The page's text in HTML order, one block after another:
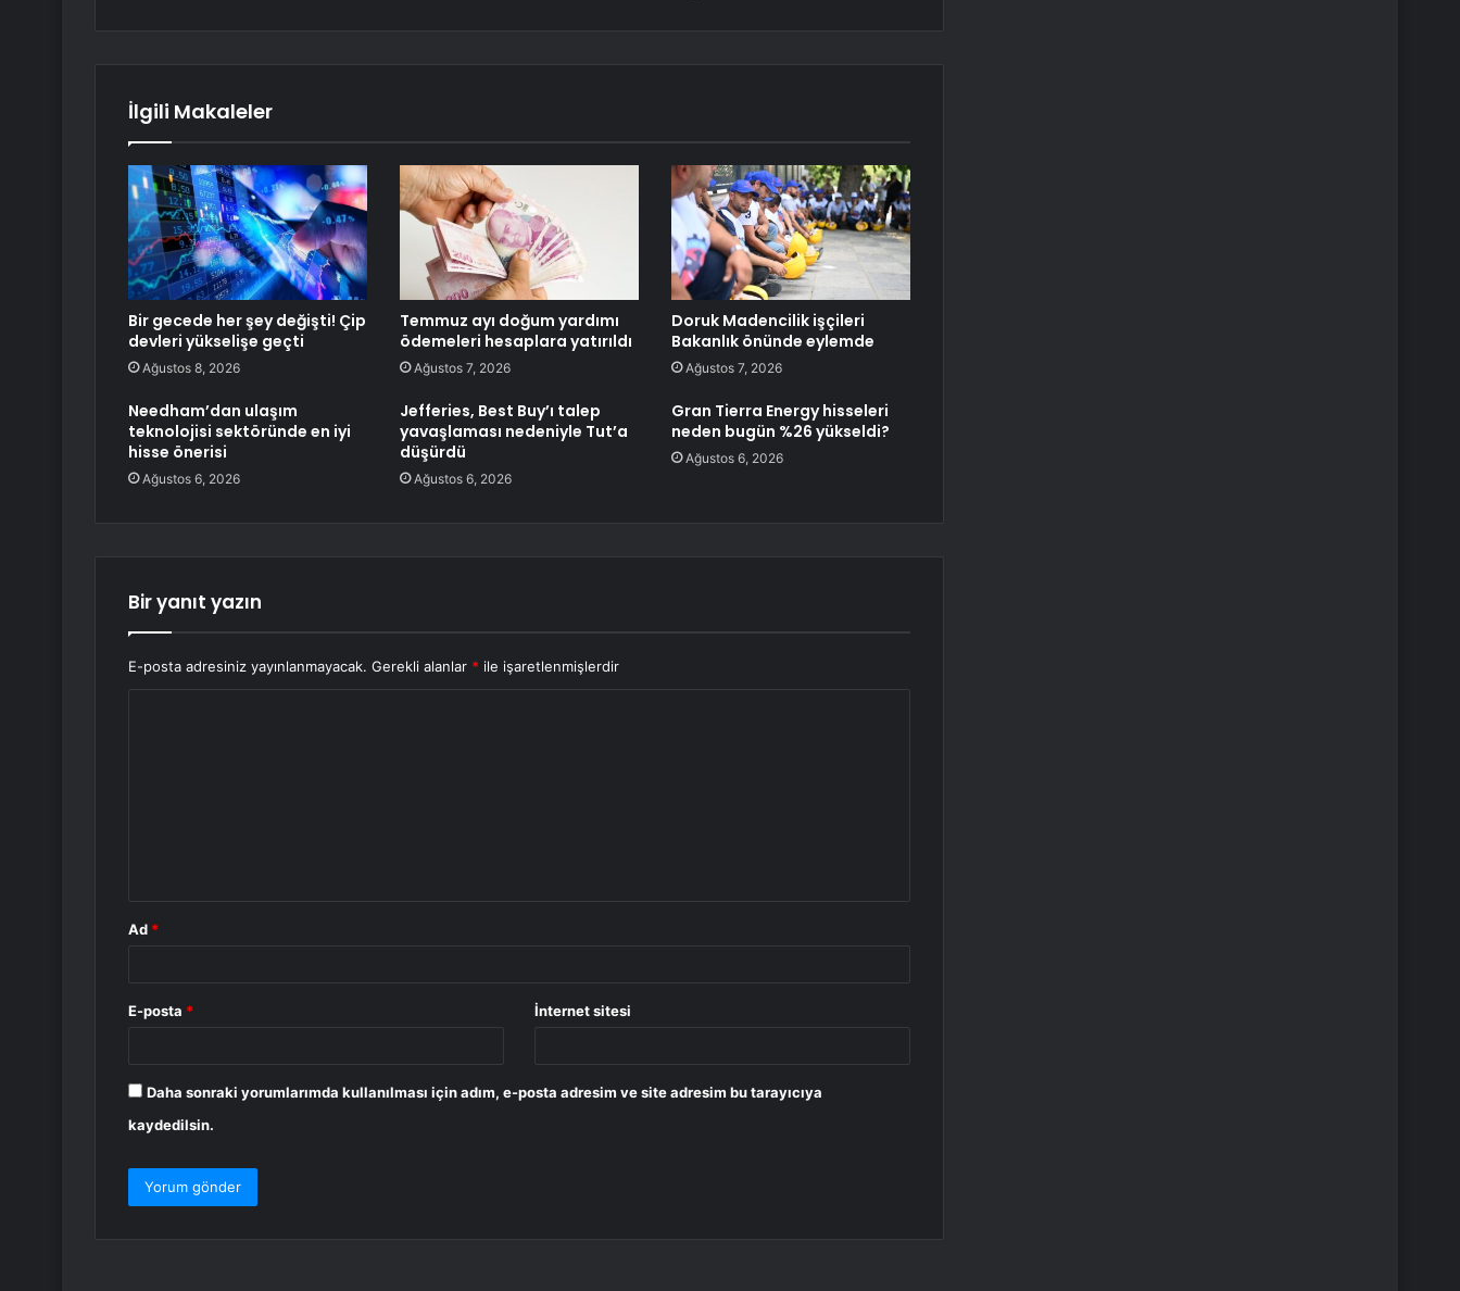
İlgili Makaleler
Bir gecede her şey değişti! Çip
devleri yükselişe geçti
Ağustos 8, 2026
Temmuz ayı doğum yardımı
ödemeleri hesaplara yatırıldı
Ağustos 7, 2026
Doruk Madencilik işçileri
Bakanlık önünde eylemde
Ağustos 7, 2026
Needham’dan ulaşım
teknolojisi sektöründe en iyi
hisse önerisi
Ağustos 6, 2026
Jefferies, Best Buy’ı talep
yavaşlaması nedeniyle Tut’a
düşürdü
Ağustos 6, 2026
Gran Tierra Energy hisseleri
neden bugün %26 yükseldi?
Ağustos 6, 2026
Bir yanıt yazın
E-posta adresiniz yayınlanmayacak. Gerekli alanlar * ile işaretlenmişlerdir
Ad *
E-posta * İnternet sitesi
Daha sonraki yorumlarımda kullanılması için adım, e-posta adresim ve site adresim bu tarayıcıya
kaydedilsin.